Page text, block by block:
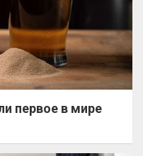
первое в мире